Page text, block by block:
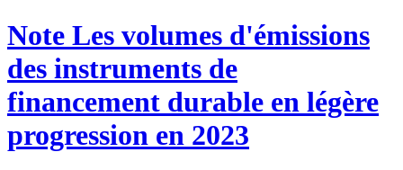
Note Les volumes d'émissions
des instruments de
financement durable en légère
progression en 2023